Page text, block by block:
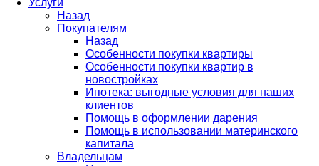
Услуги
Назад
Покупателям
Назад
Особенности покупки квартиры
Особенности покупки квартир в
новостройках
Ипотека: выгодные условия для наших
клиентов
Помощь в оформлении дарения
Помощь в использовании материнского
капитала
Владельцам